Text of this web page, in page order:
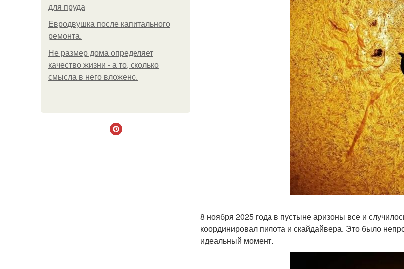
для пруда
Евродвушка после капитального
ремонта.
Не размер дома определяет
качество жизни - а то, сколько
смысла в него вложено.
8 ноября 2025 года в пустыне аризоны все и
координировал пилота и скайдайвера. Это было
идеальный момент.